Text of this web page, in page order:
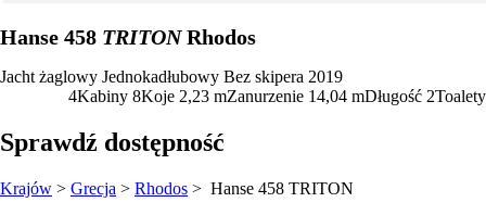
Hanse 458 TRITON Rhodos
Jacht żaglowy Jednokadłubowy Bez skipera 2019
4Kabiny 8Koje 2,23 mZanurzenie 14,04 mDługość 2Toalety
Sprawdź dostępność
Krajów > Grecja > Rhodos > Hanse 458 TRITON